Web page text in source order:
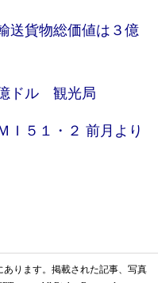
送貨物総価値は３億
ドル 観光局
Ｉ５１・２ 前月より
ります。掲載された記事、写真